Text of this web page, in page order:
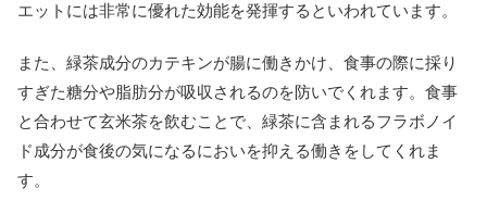
エットには非常に優れた効能を発揮するといわれています。
また、緑茶成分のカテキンが腸に働きかけ、食事の際に採り
すぎた糖分や脂肪分が吸収されるのを防いでくれます。食事
と合わせて玄米茶を飲むことで、緑茶に含まれるフラボノイ
ド成分が食後の気になるにおいを抑える働きをしてくれま
す。